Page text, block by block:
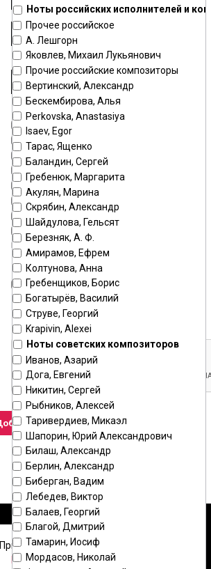
Ноты российских исполнителей и
Прочее российское
А. Лешгорн
Яковлев, Михаил Лукьянович
Прочие российские композиторы
Вертинский, Александр
Бескембирова, Алья
Perkovska, Anastasiya
Isaev, Egor
Тарас, Ященко
Баландин, Сергей
Гребенюк, Маргарита
Акулян, Марина
Скрябин, Александр
Шайдулова, Гельсят
Березняк, А. Ф.
Амирамов, Ефрем
Колтунова, Анна
Гребенщиков, Борис
Богатырёв, Василий
Струве, Георгий
Krapivin, Alexei
Ноты советских композиторов
Иванов, Азарий
Дога, Евгений
Никитин, Сергей
Рыбников, Алексей
Таривердиев, Микаэл
Шапорин, Юрий Александрович
Билаш, Александр
Берлин, Александр
Биберган, Вадим
Лебедев, Виктор
Балаев, Георгий
Благой, Дмитрий
Тамарин, Иосиф
Мордасов, Николай
фортепиано
гитара
голос
скрипка
аккордеон
оркестр
домра
домра малая
балалайка
прима
бас
виолончель
хор
гармонь
саксофон альт
труба
Приветствую Вас,Гость
Регистрация| Вход